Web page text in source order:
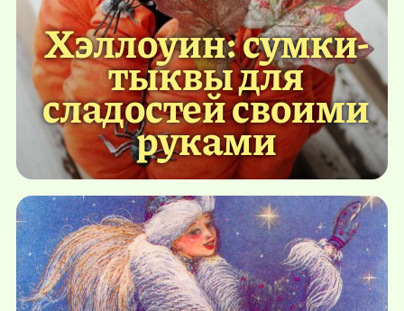
Хэллоуин: сумки-
тыквы для
сладостей своими
руками